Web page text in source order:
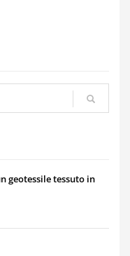
geotessile tessuto in